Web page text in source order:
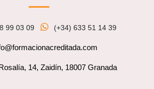
99 03 09 (+34) 633 51 14 39
14, Zaidín, 18007 Granada